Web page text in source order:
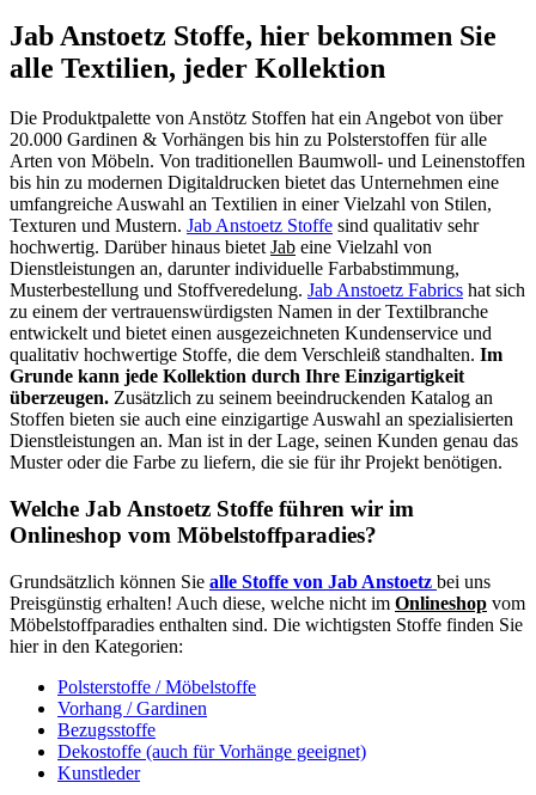
Jab Anstoetz Stoffe, hier bekommen Sie
alle Textilien, jeder Kollektion
Die Produktpalette von Anstötz Stoffen hat ein Angebot von über
20.000 Gardinen & Vorhängen bis hin zu Polsterstoffen für alle
Arten von Möbeln. Von traditionellen Baumwoll- und Leinenstoffen
bis hin zu modernen Digitaldrucken bietet das Unternehmen eine
umfangreiche Auswahl an Textilien in einer Vielzahl von Stilen,
Texturen und Mustern. Jab Anstoetz Stoffe sind qualitativ sehr
hochwertig. Darüber hinaus bietetJab eine Vielzahl von
Dienstleistungen an, darunter individuelle Farbabstimmung,
Musterbestellung und Stoffveredelung. Jab Anstoetz Fabrics hat sich
zu einem der vertrauenswürdigsten Namen in der Textilbranche
entwickelt und bietet einen ausgezeichneten Kundenservice und
qualitativ hochwertige Stoffe, die dem Verschleiß standhalten. Im
Grunde kann jede Kollektion durch Ihre Einzigartigkeit
überzeugen. Zusätzlich zu seinem beeindruckenden Katalog an
Stoffen bieten sie auch eine einzigartige Auswahl an spezialisierten
Dienstleistungen an. Man ist in der Lage, seinen Kunden genau das
Muster oder die Farbe zu liefern, die sie für ihr Projekt benötigen.
Welche Jab Anstoetz Stoffe führen wir im
Onlineshop vom Möbelstoffparadies?
Grundsätzlich können Sie alle Stoffe von Jab Anstoetz bei uns
Preisgünstig erhalten! Auch diese, welche nicht im Onlineshop vom
Möbelstoffparadies enthalten sind. Die wichtigsten Stoffe finden Sie
hier in den Kategorien:
Polsterstoffe / Möbelstoffe
Vorhang / Gardinen
Bezugsstoffe
Dekostoffe (auch für Vorhänge geeignet)
Kunstleder